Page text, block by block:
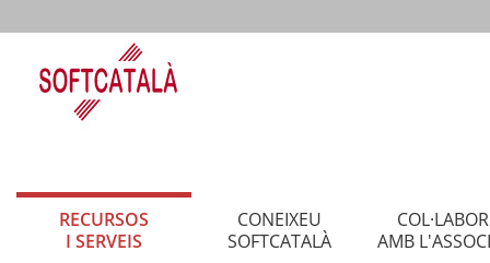
RECURSOS
I SERVEIS
CONEIXEU
SOFTCATALÀ
AMB